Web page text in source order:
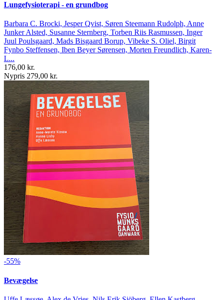
Lungefysioterapi - en grundbog
Barbara C. Brocki, Jesper Qvist, Søren Steemann Rudolph, Anne
Junker Alsted, Susanne Sternberg, Torben Riis Rasmussen, Inger
Juul Poulsgaard, Mads Bisgaard Borup, Vibeke S. Oliel, Birgit
Fynbo Steffensen, Iben Beyer Sørensen, Morten Freundlich, Karen-
L...
176,00 kr.
Nypris 279,00 kr.
-55%
Bevægelse